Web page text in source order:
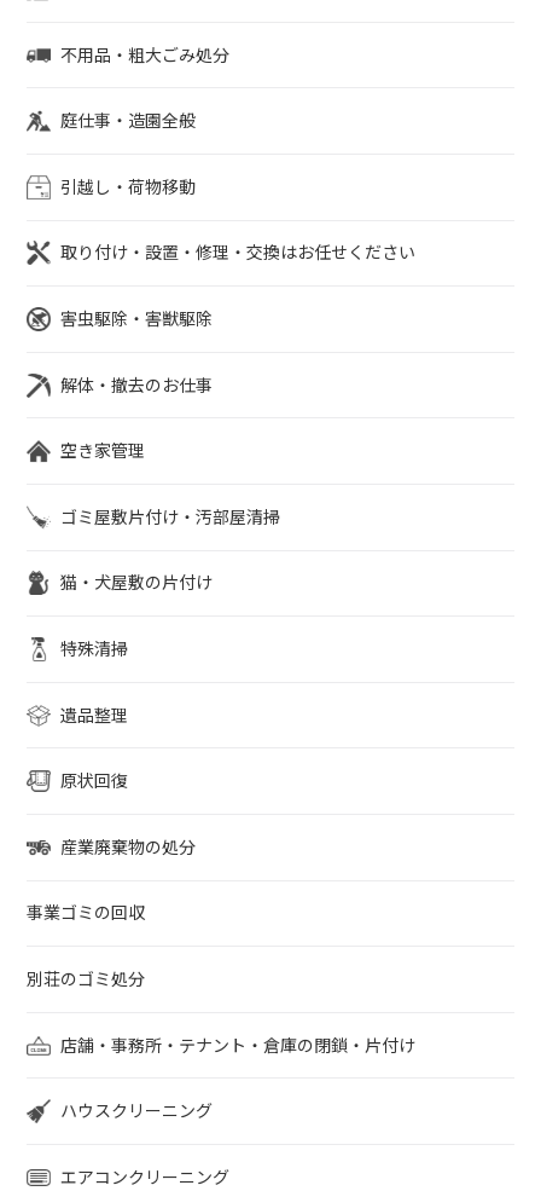
不用品・粗大ごみ処分
庭仕事・造園全般
引越し・荷物移動
取り付け・設置・修理・交換はお任せください
害虫駆除・害獣駆除
解体・撤去のお仕事
空き家管理
ゴミ屋敷片付け・汚部屋清掃
猫・犬屋敷の片付け
特殊清掃
遺品整理
原状回復
産業廃棄物の処分
事業ゴミの回収
別荘のゴミ処分
店舗・事務所・テナント・倉庫の閉鎖・片付け
ハウスクリーニング
エアコンクリーニング